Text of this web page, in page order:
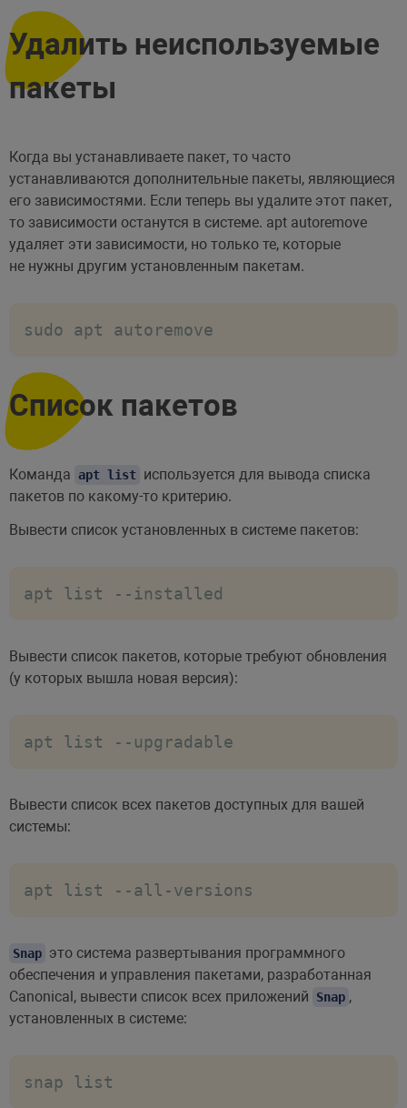
Удалить неиспользуемые
пакеты
Когда вы устанавливаете пакет, то часто
устанавливаются дополнительные пакеты, являющиеся
его зависимостями. Если теперь вы удалите этот пакет,
то зависимости останутся в системе. apt autoremove
удаляет эти зависимости, но только те, которые
не нужны другим установленным пакетам.
sudo apt autoremove
Список пакетов
Команда apt list используется для вывода списка
пакетов по какому-то критерию.
Вывести список установленных в системе пакетов:
apt list --installed
Вывести список пакетов, которые требуют обновления
(у которых вышла новая версия):
apt list --upgradable
Вывести список всех пакетов доступных для вашей
системы:
apt list --all-versions
Snap это система развертывания программного
обеспечения и управления пакетами, разработанная
Canonical, вывести список всех приложений
Snap ,
установленных в системе:
snap list